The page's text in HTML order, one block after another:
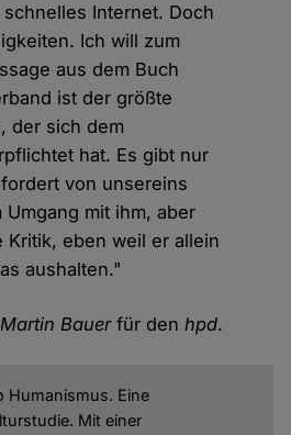
Internet. Doch
Ich will zum
aus dem Buch
ist der größte
der sich dem
hat. Es gibt nur
von unsereins
Umgang mit ihm, aber
Kritik, eben weil er allein
aushalten."
Martin Bauerfür denhpd.
Humanismus. Eine
Mit einer